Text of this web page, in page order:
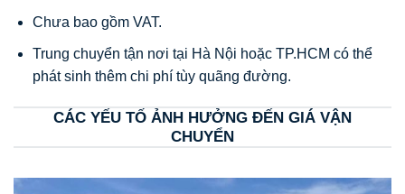
Chưa bao gồm VAT.
Trung chuyển tận nơi tại Hà Nội hoặc TP.HCM có thể
phát sinh thêm chi phí tùy quãng đường.
CÁC YẾU TỐ ẢNH HƯỞNG ĐẾN GIÁ VẬN
CHUYỂN